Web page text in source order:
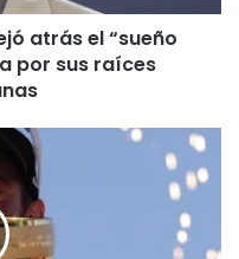
atrás el “sueño
por sus raíces